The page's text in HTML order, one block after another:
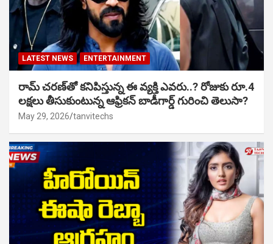
LATEST NEWS ENTERTAINMENT
రామ్ చరణ్‌తో కనిపిస్తున్న ఈ వ్యక్తి ఎవరు..? రోజుకు రూ.4
లక్షలు తీసుకుంటున్న ఆఫ్రికన్ బాడీగార్డ్ గురించి తెలుసా?
May 29, 2026 tanvitechs